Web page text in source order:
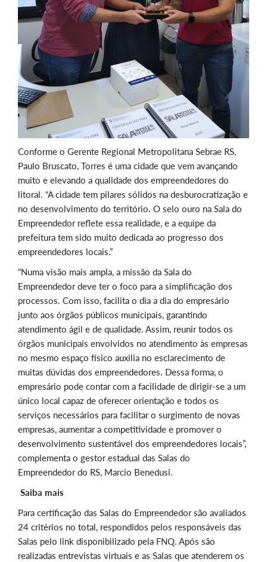
Conforme o Gerente Regional Metropolitana Sebrae RS,
Paulo Bruscato, Torres é uma cidade que vem avançando
muito e elevando a qualidade dos empreendedores do
litoral. “A cidade tem pilares sólidos na desburocratização e
no desenvolvimento do território. O selo ouro na Sala do
Empreendedor reflete essa realidade, e a equipe da
prefeitura tem sido muito dedicada ao progresso dos
empreendedores locais.”
“Numa visão mais ampla, a missão da Sala do
Empreendedor deve ter o foco para a simplificação dos
processos. Com isso, facilita o dia a dia do empresário
junto aos órgãos públicos municipais, garantindo
atendimento ágil e de qualidade. Assim, reunir todos os
órgãos municipais envolvidos no atendimento às empresas
no mesmo espaço físico auxilia no esclarecimento de
muitas dúvidas dos empreendedores. Dessa forma, o
empresário pode contar com a facilidade de dirigir-se a um
único local capaz de oferecer orientação e todos os
serviços necessários para facilitar o surgimento de novas
empresas, aumentar a competitividade e promover o
desenvolvimento sustentável dos empreendedores locais”,
complementa o gestor estadual das Salas do
Empreendedor do RS, Marcio Benedusi.
Saiba mais
Para certificação das Salas do Empreendedor são avaliados
24 critérios no total, respondidos pelos responsáveis das
Salas pelo link disponibilizado pela FNQ. Após são
realizadas entrevistas virtuais e as Salas que atenderem os